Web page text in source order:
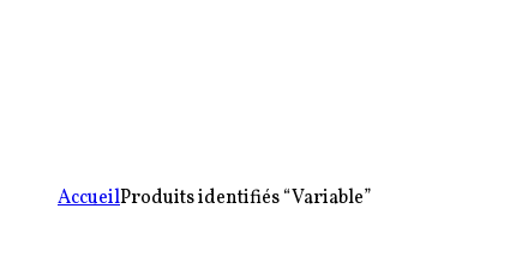
AccueilProduits identifiés “Variable”